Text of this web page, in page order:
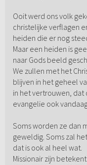
Ooit werd ons volk
christelijke verflagen
heiden die er nog
Maar een heiden is
naar Gods beeld
We zullen met het
blijven in het geheel
in het vertrouwen,
evangelie ook
Soms worden ze dan
geweldig. Soms zal
dat is ook al heel wat.
Missionair zijn